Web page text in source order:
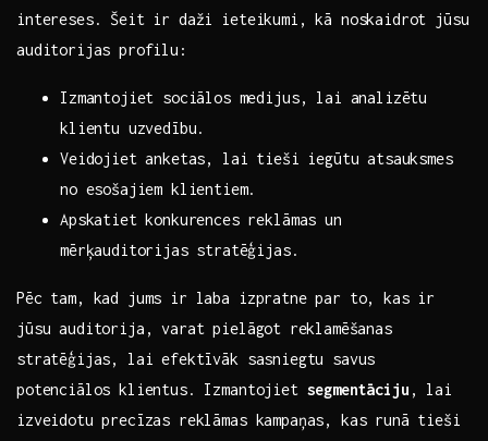
intereses. Šeit ir ​daži ​ieteikumi, kā‌ noskaidrot ‍jūsu
auditorijas‌ profilu:
Izmantojiet sociālos medijus, lai analizētu
klientu uzvedību.
Veidojiet‌ anketas,‌ lai tieši iegūtu‌ atsauksmes
no esošajiem klientiem.
Apskatiet konkurences reklāmas un‌
mērķauditorijas stratēģijas.
Pēc tam, kad jums ir​ laba izpratne par to, kas ir
jūsu auditorija, varat pielāgot ⁢reklamēšanas
stratēģijas,‌ lai​ efektīvāk sasniegtu savus
potenciālos klientus. Izmantojiet segmentāciju , lai
izveidotu precīzas reklāmas kampaņas, ‍kas runā tieši